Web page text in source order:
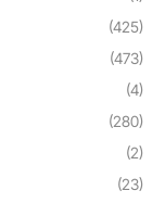
(425)
(473)
(4)
(280)
(2)
(23)